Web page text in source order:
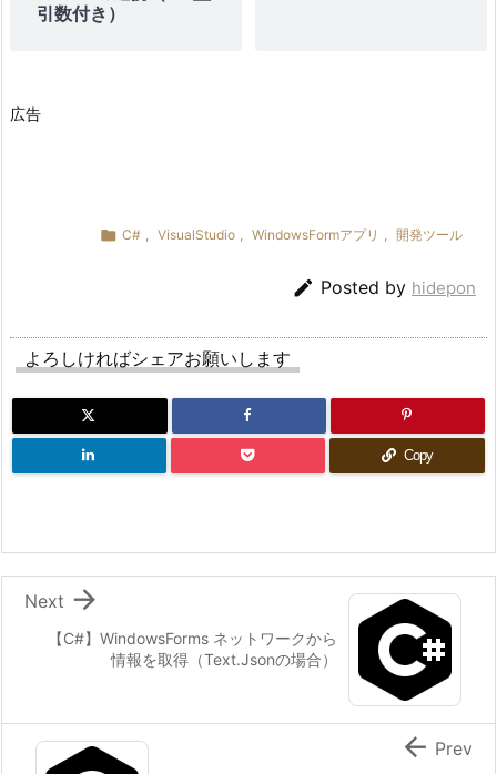
引数付き）
広告
 C# VisualStudio WindowsFormアプリ 開発ツール
 Posted by hidepon
よろしければシェアお願いします
Copy
【C#】WindowsForms ネットワークから
情報を取得（Text.Jsonの場合）

Next
 Prev